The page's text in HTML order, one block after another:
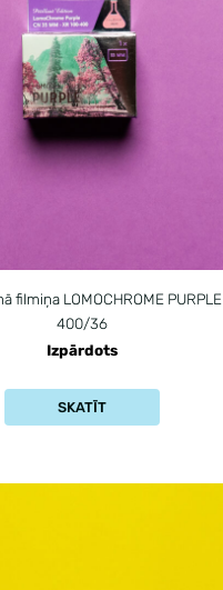
filmiņa LOMOCHROME
400/36
Izpārdots
SKATĪT